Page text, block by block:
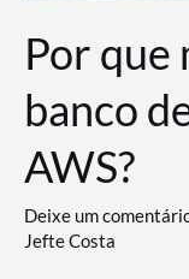
Por que
banco
AWS?
Deixe um
Jefte Costa